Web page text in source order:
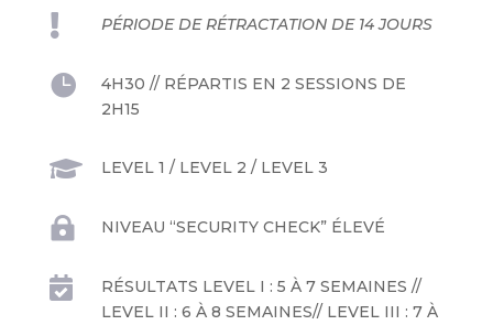
 PÉRIODE DE RÉTRACTATION DE 14 JOURS

4H30 // RÉPARTIS EN 2 SESSIONS DE
2H15
 LEVEL 1 / LEVEL 2 / LEVEL 3
 NIVEAU “SECURITY CHECK” ÉLEVÉ

RÉSULTATS LEVEL I : 5 À 7 SEMAINES //
LEVEL II : 6 À 8 SEMAINES// LEVEL III : 7 À